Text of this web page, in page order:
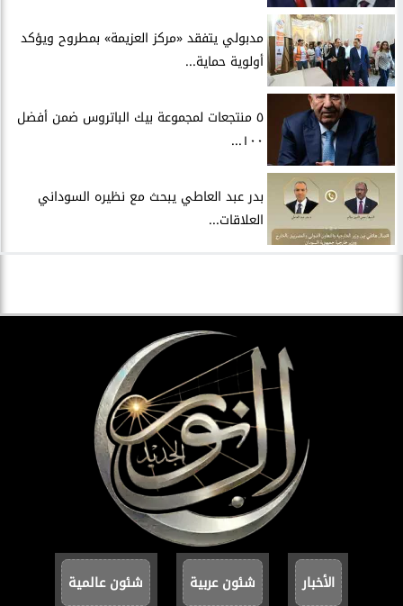
مدبولي يتفقد «مركز العزيمة» بمطروح ويؤكد
أولوية حماية...
٥ منتجعات لمجموعة بيك الباتروس ضمن أفضل
١٠٠...
بدر عبد العاطي يبحث مع نظيره السوداني
العلاقات...
الأخبار شئون عربية شئون عالمية